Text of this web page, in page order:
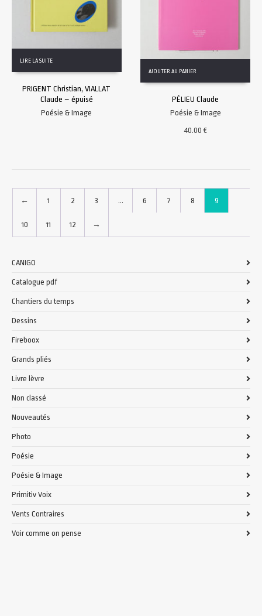
LIRE LA SUITE
PRIGENT Christian, VIALLAT
Claude – épuisé
Poésie & Image
AJOUTER AU PANIER
PÉLIEU Claude
Poésie & Image
40.00€
← 1 2 3 … 6 7 8 9
10 11 12 →
CANIGO
Catalogue pdf
Chantiers du temps
Dessins
Fireboox
Grands pliés
Livre lèvre
Non classé
Nouveautés
Photo
Poésie
Poésie & Image
Primitiv Voix
Vents Contraires
Voir comme on pense